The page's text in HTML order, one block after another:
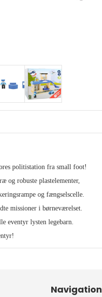
politistation fra small foot!
og robuste plastelementer,
og fængselscelle.
missioner i børneværelset.
eventyr lysten legebarn.
Navigation